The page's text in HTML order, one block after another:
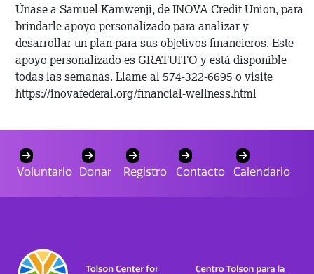
Únase a Samuel Kamwenji, de INOVA Credit Union, para
brindarle apoyo personalizado para analizar y
desarrollar un plan para sus objetivos financieros. Este
apoyo personalizado es GRATUITO y está disponible
todas las semanas. Llame al 574-322-6695 o visite
https://inovafederal.org/financial-wellness.html
Voluntario Donar Registro Contacto Calendario